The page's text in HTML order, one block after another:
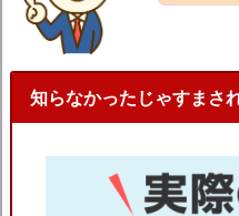
知らなかったじゃすまさ